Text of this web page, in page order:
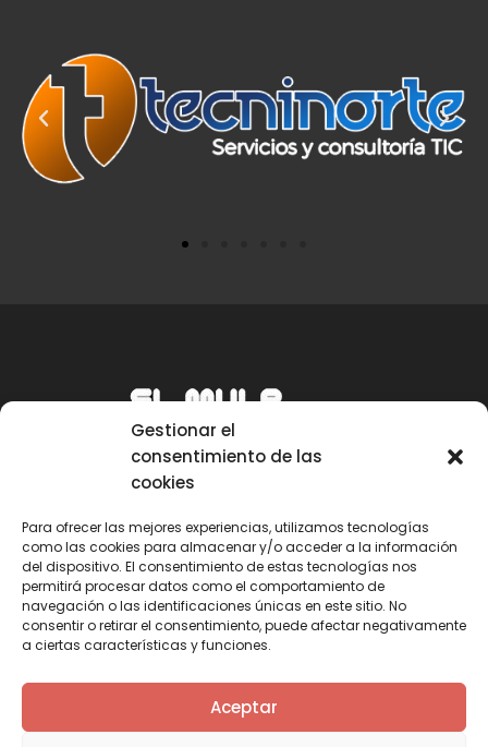
Gestionar el
consentimiento de las
cookies
Para ofrecer las mejores experiencias, utilizamos tecnologías
como las cookies para almacenar y/o acceder a la información
del dispositivo. El consentimiento de estas tecnologías nos
permitirá procesar datos como el comportamiento de
navegación o las identificaciones únicas en este sitio. No
consentir o retirar el consentimiento, puede afectar negativamente
a ciertas características y funciones.
Aceptar
Email
mule@mulecarajonero.com
Síguenos en redes sociales
a
T
w
Y
o n